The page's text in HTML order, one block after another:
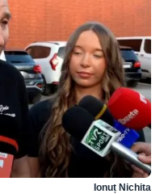
Ionuț Nichita